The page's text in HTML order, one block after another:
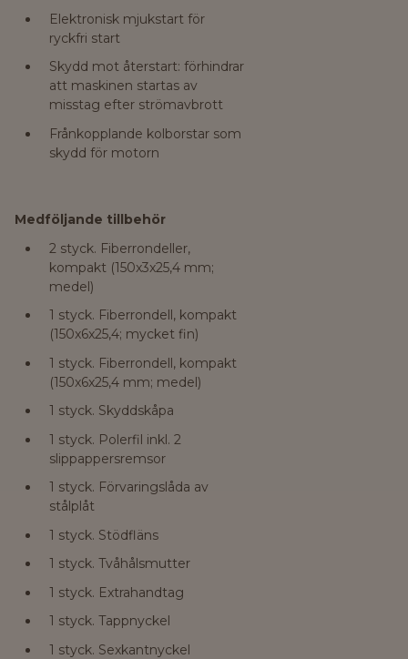
Elektronisk mjukstart för
ryckfri start
Skydd mot återstart: förhindrar
att maskinen startas av
misstag efter strömavbrott
Frånkopplande kolborstar som
skydd för motorn
Medföljande tillbehör
2 styck. Fiberrondeller,
kompakt (150x3x25,4 mm;
medel)
1 styck. Fiberrondell, kompakt
(150x6x25,4; mycket fin)
1 styck. Fiberrondell, kompakt
(150x6x25,4 mm; medel)
1 styck. Skyddskåpa
1 styck. Polerfil inkl. 2
slippappersremsor
1 styck. Förvaringslåda av
stålplåt
1 styck. Stödfläns
1 styck. Tvåhålsmutter
1 styck. Extrahandtag
1 styck. Tappnyckel
1 styck. Sexkantnyckel